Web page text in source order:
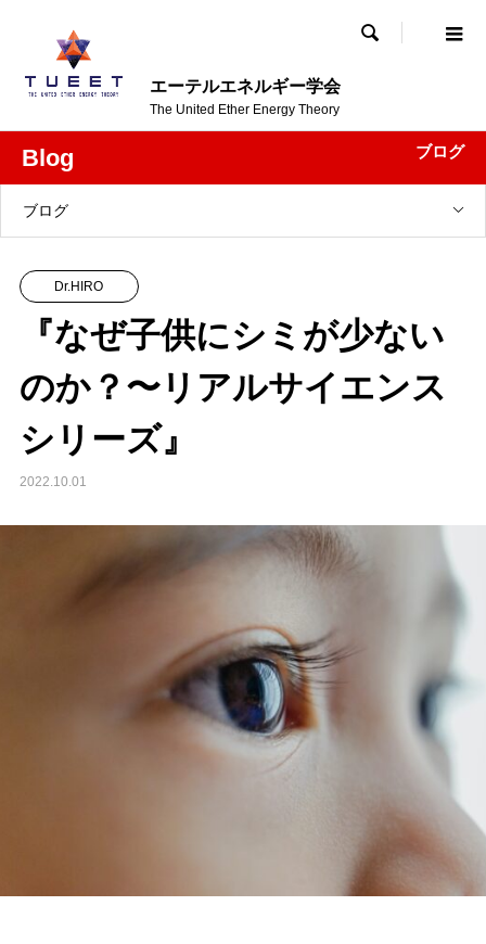
エーテルエネルギー学会
The United Ether Energy Theory

Blog ブログ
ブログ
Dr.HIRO
『なぜ子供にシミが少ない
のか？〜リアルサイエンス
シリーズ』
2022.10.01